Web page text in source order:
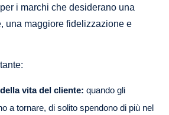
i marchi che desiderano una
una maggiore fidelizzazione e
vita del cliente: quando gli
a tornare, di solito spendono di più nel